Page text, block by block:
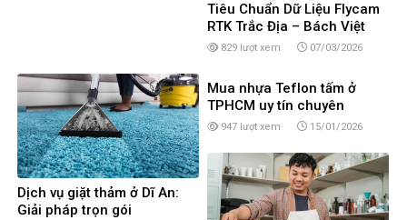
Tiêu Chuẩn Dữ Liệu Flycam
RTK Trắc Địa – Bách Việt
United
829 lượt xem 07/03/2026
Dịch vụ giặt thảm ở Dĩ An:
Giải pháp trọn gói
Mua nhựa Teflon tấm ở
TPHCM uy tín chuyên
nghiệp
947 lượt xem 15/01/2026